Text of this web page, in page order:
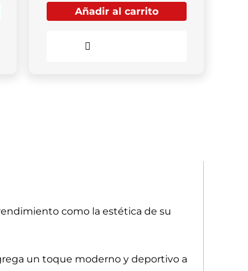
Añadir al carrito
como la estética de su
un toque moderno y deportivo a